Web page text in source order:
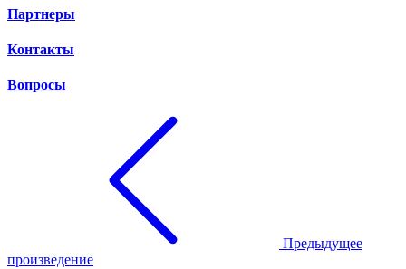
Партнеры
Контакты
Вопросы
Предыдущее
произведение